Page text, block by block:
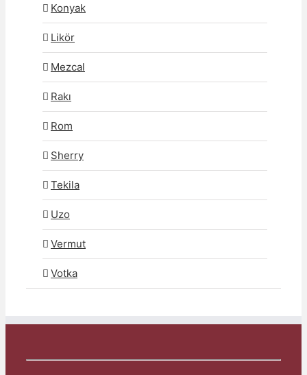
Konyak
Likör
Mezcal
Rakı
Rom
Sherry
Tekila
Uzo
Vermut
Votka